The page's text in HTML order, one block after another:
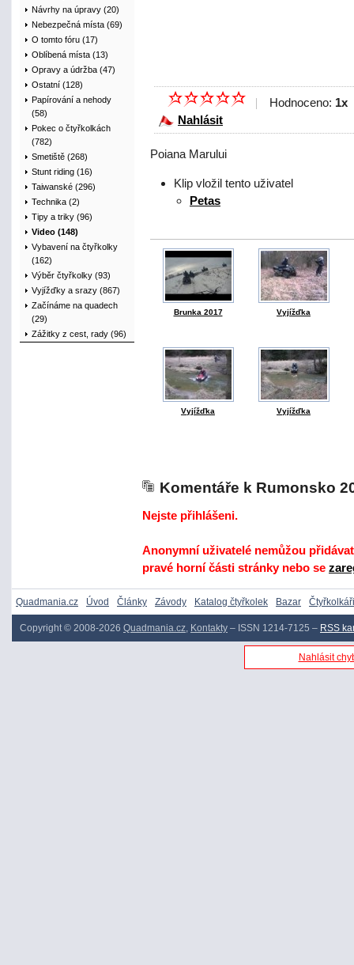
Návrhy na úpravy (20)
Nebezpečná místa (69)
O tomto fóru (17)
Oblíbená místa (13)
Opravy a údržba (47)
Ostatní (128)
Papírování a nehody
(58)
Pokec o čtyřkolkách
(782)
Smetiště (268)
Stunt riding (16)
Taiwanské (296)
Technika (2)
Tipy a triky (96)
Video (148)
Vybavení na čtyřkolky
(162)
Výběr čtyřkolky (93)
Vyjížďky a srazy (867)
Začínáme na quadech
(29)
Zážitky z cest, rady (96)
Hodnoceno: 1x
Nahlásit
Poiana Marului
Klip vložil tento uživatel
Petas
Brunka 2017 Vyjížďka
Vyjížďka Vyjížďka
Komentáře k Rumonsko
Nejste přihlášeni.
Anonymní uživatelé nemůžou
pravé horní části stránky nebo se
Quadmania.cz Úvod Články Závody Katalog čtyřkolek Bazar Čtyřkolkáři
Copyright © 2008-2026 Quadmania.cz, Kontakty – ISSN 1214-7125 – RSS
Nahlásit